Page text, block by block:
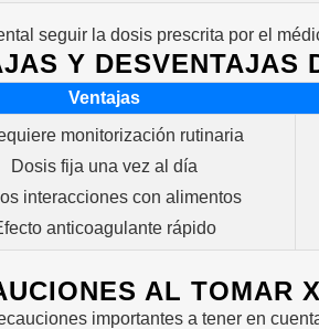
seguir la dosis prescrita por el
Y DESVENTAJAS
Ventajas
monitorización rutinaria
Dosis fija una vez al día
interacciones con alimentos
anticoagulante rápido
AL TOMAR
importantes a tener en